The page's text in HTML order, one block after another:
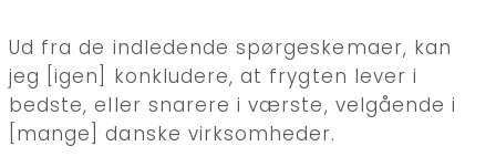
Ud fra de indledende spørgeskemaer, kan
jeg [igen] konkludere, at frygten lever i
bedste, eller snarere i værste, velgående i
[mange] danske virksomheder.